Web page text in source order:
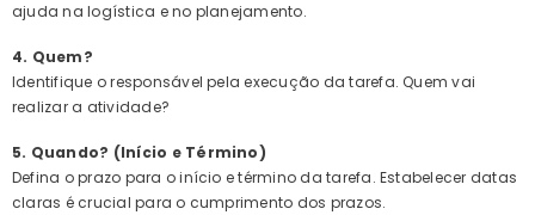
ajuda na logística e no planejamento.
4. Quem?
Identifique o responsável pela execução da tarefa. Quem vai
realizar a atividade?
5. Quando? (Início e Término)
Defina o prazo para o início e término da tarefa. Estabelecer datas
claras é crucial para o cumprimento dos prazos.